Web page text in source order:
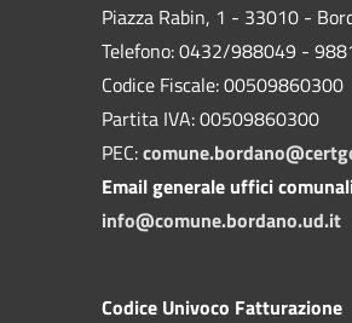
Piazza Rabin, 1 - 33010 -
Telefono: 0432/988049 -
Codice Fiscale: 00509860300
Partita IVA: 00509860300
PEC:
Email generale uffici
info@comune.bordano.ud.it
Codice Univoco Fatturazione